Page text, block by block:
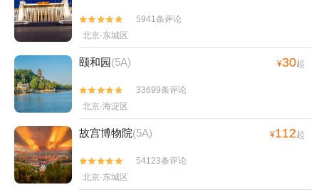


5941条评论
北京·东城区
颐和园(5A) ¥30起


33699条评论
北京·海淀区
故宫博物院(5A) ¥112起


54123条评论
北京·东城区